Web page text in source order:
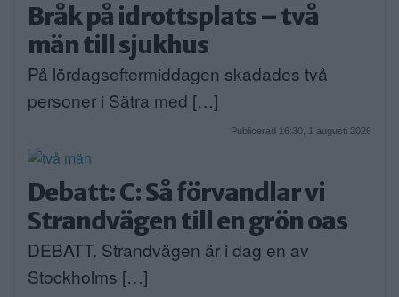
Bråk på idrottsplats – två
män till sjukhus
På lördagseftermiddagen skadades två
personer i Sätra med […]
Publicerad 16:30, 1 augusti 2026
Debatt: C: Så förvandlar vi
Strandvägen till en grön oas
DEBATT. Strandvägen är i dag en av
Stockholms […]